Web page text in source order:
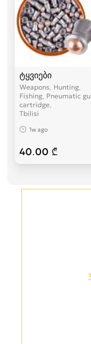
ტყვიები
Weapons, Hunting,
Fishing, Pneumatic
cartridge
Tbilisi
1w ago
40.00 ₾